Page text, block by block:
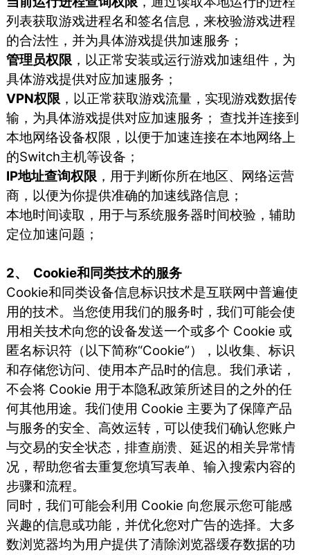
列表获取游戏进程名和签名信息，来校验游戏进程
的合法性，并为具体游戏提供加速服务；
管理员权限 ，以正常安装或运行游戏加速组件，为
具体游戏提供对应加速服务；
VPN权限 ，以正常获取游戏流量，实现游戏数据传
输，为具体游戏提供对应加速服务； 查找并连接到
本地网络设备权限，以便于加速连接在本地网络上
的Switch主机等设备；
IP地址查询权限 ，用于判断你所在地区、网络运营
商，以便为你提供准确的加速线路信息；
本地时间读取，用于与系统服务器时间校验，辅助
定位加速问题；
2、 Cookie和同类技术的服务
Cookie和同类设备信息标识技术是互联网中普遍使
用的技术。当您使用我们的服务时，我们可能会使
用相关技术向您的设备发送一个或多个 Cookie 或
匿名标识符（以下简称“Cookie”），以收集、标识
和存储您访问、使用本产品时的信息。我们承诺，
不会将 Cookie 用于本隐私政策所述目的之外的任
何其他用途。我们使用 Cookie 主要为了保障产品
与服务的安全、高效运转，可以使我们确认您账户
与交易的安全状态，排查崩溃、延迟的相关异常情
况，帮助您省去重复您填写表单、输入搜索内容的
步骤和流程。
同时，我们可能会利用 Cookie 向您展示您可能感
兴趣的信息或功能，并优化您对广告的选择。大多
数浏览器均为用户提供了清除浏览器缓存数据的功